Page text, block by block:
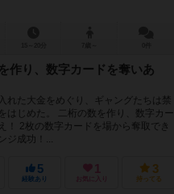
作り、数字カードを奪いあ
れた大金をめぐり、ギャングたちは禁
はじめた。 二桁の数を作り、数字カー
！ 2枚の数字カードを場から奪取でき
ジ成功！...
5
経験あり
1
お気に入り
3
持ってる